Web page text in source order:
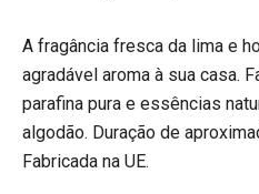
A fragância fresca da lima e
agradável aroma à sua casa.
parafina pura e essências
algodão. Duração de
Fabricada na UE.